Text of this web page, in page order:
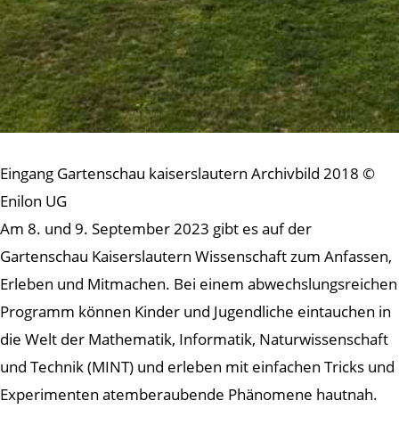
Eingang Gartenschau kaiserslautern Archivbild 2018 ©
Enilon UG
Am 8. und 9. September 2023 gibt es auf der
Gartenschau Kaiserslautern Wissenschaft zum Anfassen,
Erleben und Mitmachen. Bei einem abwechslungsreichen
Programm können Kinder und Jugendliche eintauchen in
die Welt der Mathematik, Informatik, Naturwissenschaft
und Technik (MINT) und erleben mit einfachen Tricks und
Experimenten atemberaubende Phänomene hautnah.